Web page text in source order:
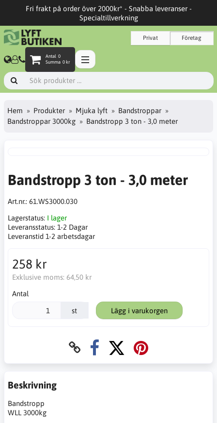
Fri frakt på order över 2000kr* - Snabba leveranser -
Specialtillverkning
Privat Företag
Antal 0
Summa 0 kr
Hem Produkter Mjuka lyft
Bandstroppar
Bandstroppar 3000kg
Bandstropp 3 ton - 3,0 meter
Bandstropp 3 ton - 3,0 meter
Art.nr.: 61.WS3000.030
Lagerstatus: I lager
Leveransstatus: 1-2 Dagar
Leveranstid 1-2 arbetsdagar
258 kr
Exklusive moms: 64,50 kr
Antal
st Lägg i varukorgen
Beskrivning
Bandstropp
WLL 3000kg